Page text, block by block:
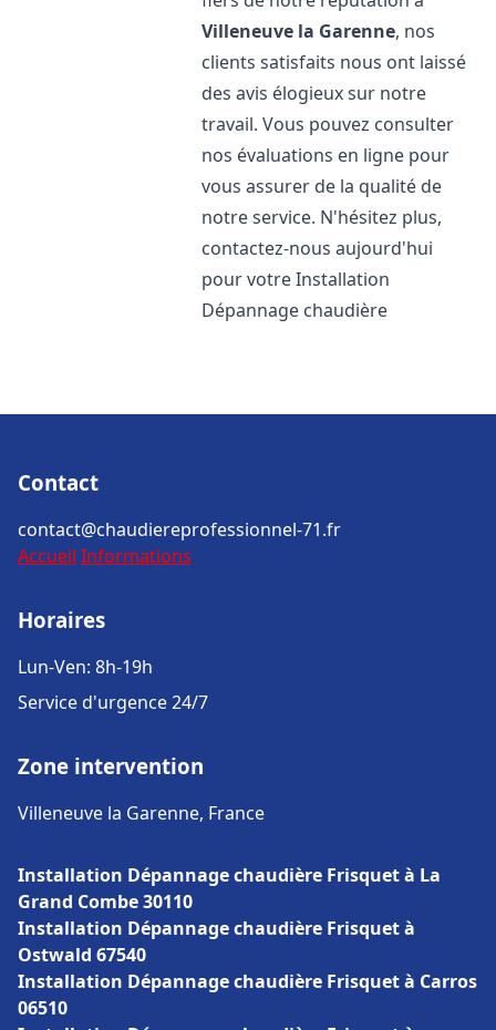
Villeneuve la Garenne, nos
clients satisfaits nous ont laissé
des avis élogieux sur notre
travail. Vous pouvez consulter
nos évaluations en ligne pour
vous assurer de la qualité de
notre service. N'hésitez plus,
contactez-nous aujourd'hui
pour votre Installation
Dépannage chaudière
Contact
contact@chaudiereprofessionnel-71.fr
Accueil Informations
Horaires
Lun-Ven: 8h-19h
Service d'urgence 24/7
Zone intervention
Villeneuve la Garenne, France
Installation Dépannage chaudière Frisquet à La
Grand Combe 30110
Installation Dépannage chaudière Frisquet à
Ostwald 67540
Installation Dépannage chaudière Frisquet à Carros
06510